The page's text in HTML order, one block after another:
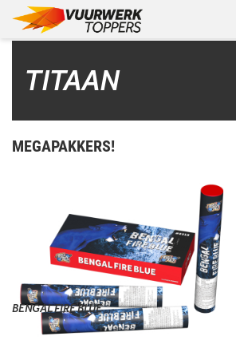
TITAAN
MEGAPAKKERS!
BENGAL FIRE BLUE